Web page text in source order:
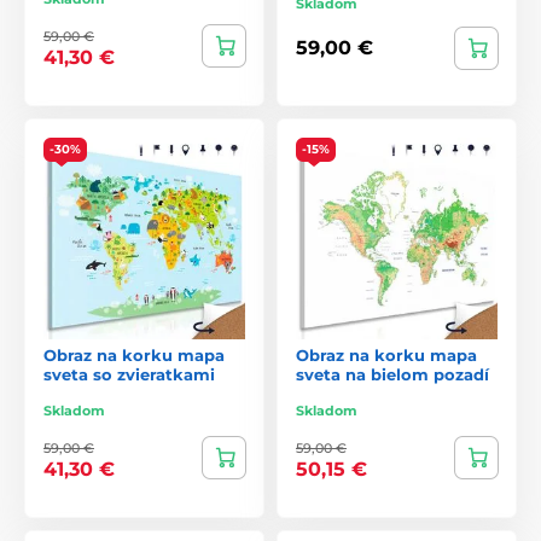
59,00 €
41,30 € 59,00 €
-30%
Obraz na korku mapa
sveta so zvieratkami
Skladom
59,00 €
41,30 €
-15%
Obraz na korku mapa
sveta na bielom pozadí
Skladom
59,00 €
50,15 €